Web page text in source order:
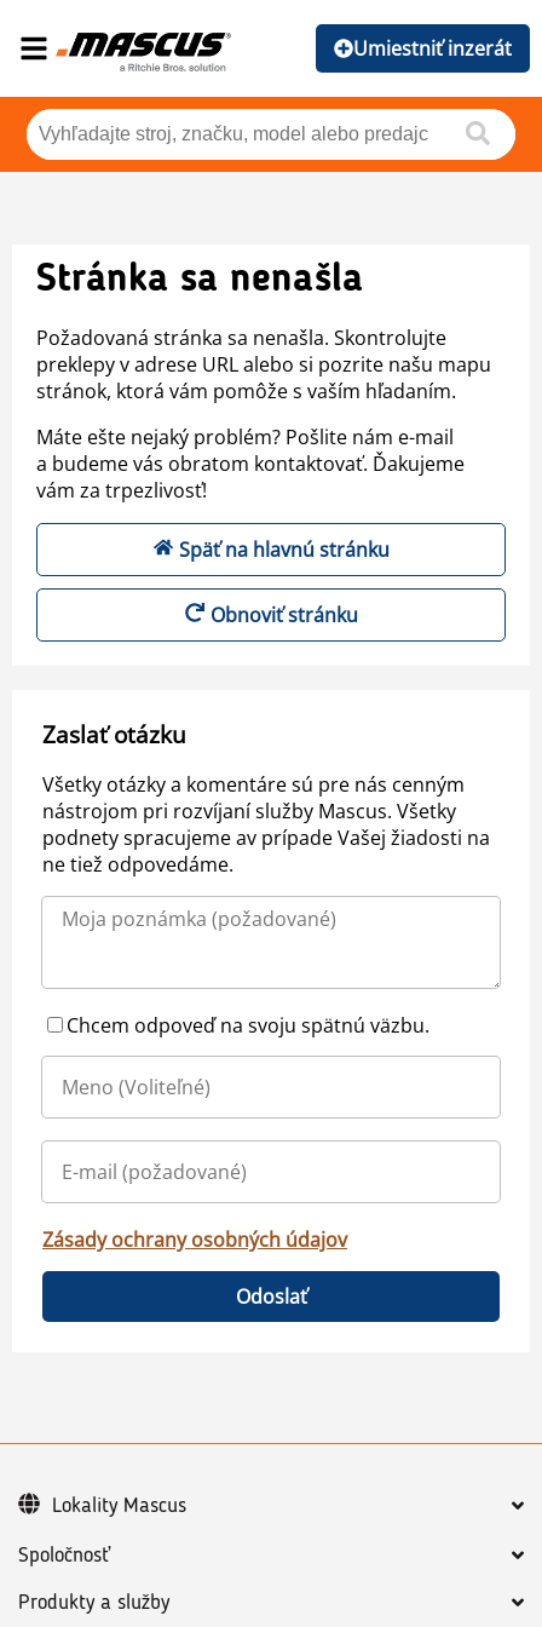
Umiestniť inzerát
Stránka sa nenašla
Požadovaná stránka sa nenašla. Skontrolujte
preklepy v adrese URL alebo si pozrite našu mapu
stránok, ktorá vám pomôže s vaším hľadaním.
Máte ešte nejaký problém? Pošlite nám e-mail
a budeme vás obratom kontaktovať. Ďakujeme
vám za trpezlivosť!
Späť na hlavnú stránku
Obnoviť stránku
Zaslať otázku
Všetky otázky a komentáre sú pre nás cenným
nástrojom pri rozvíjaní služby Mascus. Všetky
podnety spracujeme av prípade Vašej žiadosti na
ne tiež odpovedáme.
Chcem odpoveď na svoju spätnú väzbu.
Zásady ochrany osobných údajov
Odoslať
Spoločnosť
Produkty a služby
Lokality Mascus